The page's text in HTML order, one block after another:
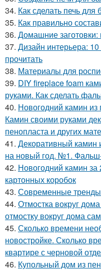
34. Как сделать печь
35. Как правильно
36. Домашние заготовки:
37. Дизайн интерьера:
прочитать
38. Материалы для
39. DIY fireplace foam
руками. Как сделать
40. Новогодний камин
Камин своими руками
пенопласта и других
41. Декоративный камин
на новый год. №1.
42. Новогодний камин за
картонных коробок
43. Современные тренды
44. Отмостка вокруг
отмостку вокруг дома
45. Сколько времени
новостройке. Сколько
квартире с черновой
46. Купольный дом из